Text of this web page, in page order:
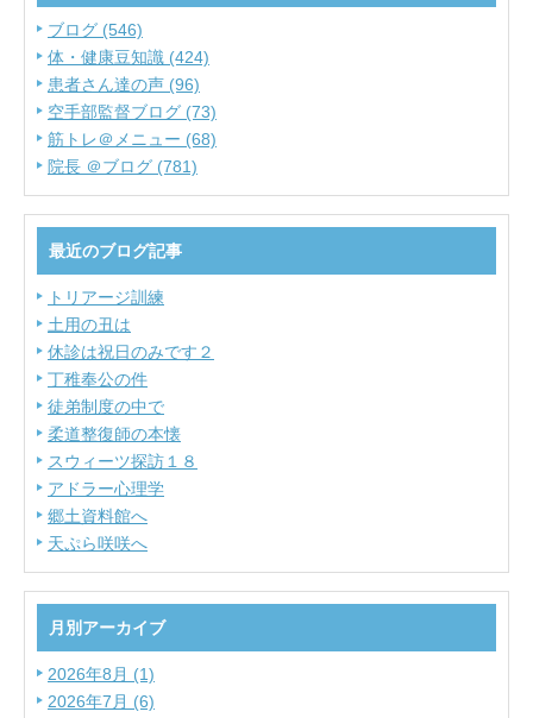
ブログ (546)
体・健康豆知識 (424)
患者さん達の声 (96)
空手部監督ブログ (73)
筋トレ＠メニュー (68)
院長 ＠ブログ (781)
最近のブログ記事
トリアージ訓練
土用の丑は
休診は祝日のみです２
丁稚奉公の件
徒弟制度の中で
柔道整復師の本懐
スウィーツ探訪１８
アドラー心理学
郷土資料館へ
天ぷら咲咲へ
月別アーカイブ
2026年8月 (1)
2026年7月 (6)